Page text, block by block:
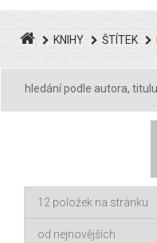
KNIHY ŠTÍTEK